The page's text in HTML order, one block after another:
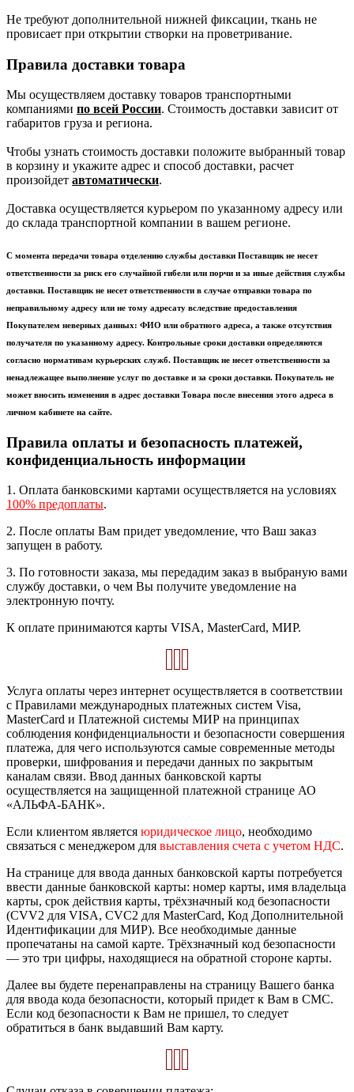
Не требуют дополнительной нижней фиксации, ткань не
провисает при открытии створки на проветривание.
Правила доставки товара
Мы осуществляем доставку товаров транспортными
компаниями по всей России. Стоимость доставки зависит от
габаритов груза и региона.
Чтобы узнать стоимость доставки положите выбранный товар
в корзину и укажите адрес и способ доставки, расчет
произойдет автоматически.
Доставка осуществляется курьером по указанному адресу или
до склада транспортной компании в вашем регионе.
С момента передачи товара отделению службы доставки Поставщик не несет
ответственности за риск его случайной гибели или порчи и за иные действия службы
доставки. Поставщик не несет ответственности в случае отправки товара по
неправильному адресу или не тому адресату вследствие предоставления
Покупателем неверных данных: ФИО или обратного адреса, а также отсутствия
получателя по указанному адресу. Контрольные сроки доставки определяются
согласно нормативам курьерских служб. Поставщик не несет ответственности за
ненадлежащее выполнение услуг по доставке и за сроки доставки. Покупатель не
может вносить изменения в адрес доставки Товара после внесения этого адреса в
личном кабинете на сайте.
Правила оплаты и безопасность платежей,
конфиденциальность информации
1. Оплата банковскими картами осуществляется на условиях
100% предоплаты.
2. После оплаты Вам придет уведомление, что Ваш заказ
запущен в работу.
3. По готовности заказа, мы передадим заказ в выбраную вами
службу доставки, о чем Вы получите уведомление на
электронную почту.
К оплате принимаются карты VISA, MasterCard, МИР.
Услуга оплаты через интернет осуществляется в соответствии
с Правилами международных платежных систем Visa,
MasterCard и Платежной системы МИР на принципах
соблюдения конфиденциальности и безопасности совершения
платежа, для чего используются самые современные методы
проверки, шифрования и передачи данных по закрытым
каналам связи. Ввод данных банковской карты
осуществляется на защищенной платежной странице АО
«АЛЬФА-БАНК».
Если клиентом является юридическое лицо, необходимо
связаться с менеджером для выставления счета с учетом НДС.
На странице для ввода данных банковской карты потребуется
ввести данные банковской карты: номер карты, имя владельца
карты, срок действия карты, трёхзначный код безопасности
(CVV2 для VISA, CVC2 для MasterCard, Код Дополнительной
Идентификации для МИР). Все необходимые данные
пропечатаны на самой карте. Трёхзначный код безопасности
— это три цифры, находящиеся на обратной стороне карты.
Далее вы будете перенаправлены на страницу Вашего банка
для ввода кода безопасности, который придет к Вам в СМС.
Если код безопасности к Вам не пришел, то следует
обратиться в банк выдавший Вам карту.